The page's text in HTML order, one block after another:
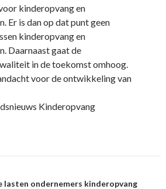
kinderopvang en
Er is dan op dat punt geen
kinderopvang en
Daarnaast gaat de
in de toekomst omhoog.
voor de ontwikkeling van
Kinderopvang
ondernemers kinderopvang